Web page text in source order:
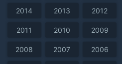
2014 2013 2012
2011 2010 2009
2008 2007 2006